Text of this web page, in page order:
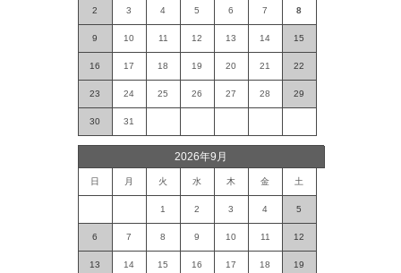
2 3 4 5 6 7 8
9 10 11 12 13 14 15
16 17 18 19 20 21 22
23 24 25 26 27 28 29
30 31
2026年9月
日 月 火 水 木 金 土
1 2 3 4 5
6 7 8 9 10 11 12
13 14 15 16 17 18 19